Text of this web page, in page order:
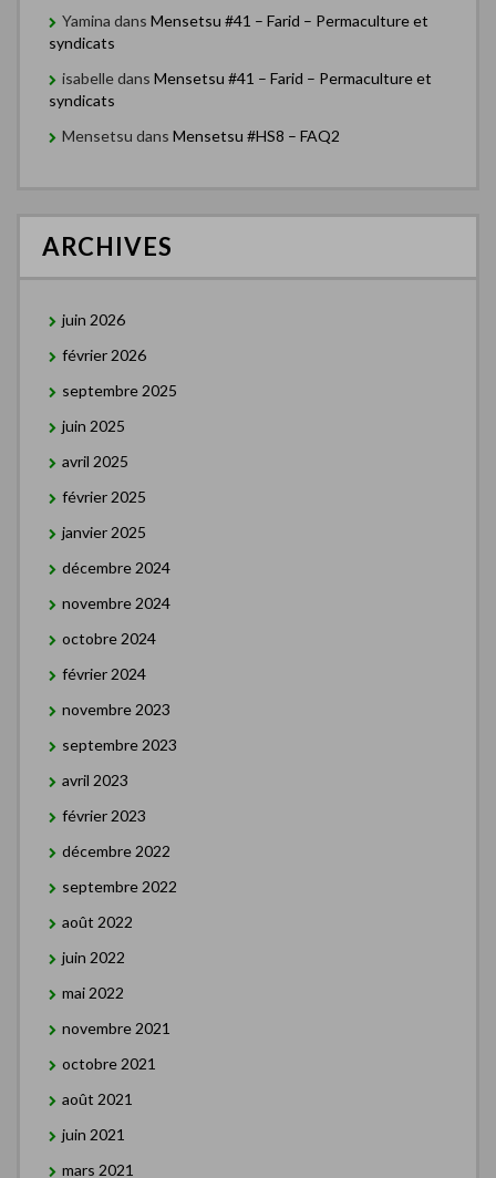
Yamina dans Mensetsu #41 – Farid – Permaculture et
syndicats
isabelledans Mensetsu #41 – Farid – Permaculture et
syndicats
Mensetsu dans Mensetsu #HS8 – FAQ2
ARCHIVES
juin 2026
février 2026
septembre 2025
juin 2025
avril 2025
février 2025
janvier 2025
décembre 2024
novembre 2024
octobre 2024
février 2024
novembre 2023
septembre 2023
avril 2023
février 2023
décembre 2022
septembre 2022
août 2022
juin 2022
mai 2022
novembre 2021
octobre 2021
août 2021
juin 2021
mars 2021